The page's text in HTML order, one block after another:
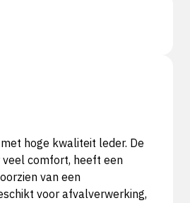
hoge kwaliteit leder. De
comfort, heeft een
van een
voor afvalverwerking,